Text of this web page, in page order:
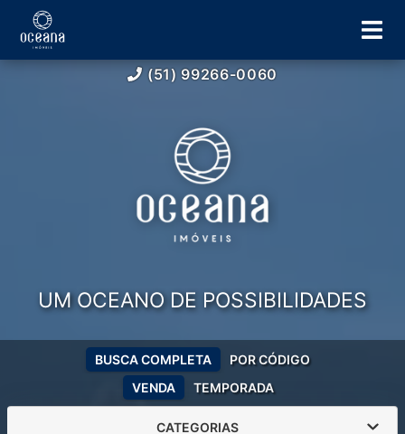
(51) 99266-0060
UM OCEANO DE POSSIBILIDADES
VENDA TEMPORADA
BUSCA COMPLETA POR CÓDIGO
CATEGORIAS